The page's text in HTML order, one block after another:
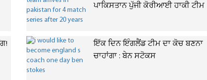
ਪਾਕਿਸਤਾਨ ਪੁੱਜੀ ਕੋਰੀਆਈ ਹਾਕੀ ਟੀਮ
ਇੱਕ ਦਿਨ ਇੰਗਲੈਂਡ ਟੀਮ ਦਾ ਕੋਚ ਬਣਨਾ
ਚਾਹਾਂਗਾ : ਬੇਨ ਸਟੋਕਸ